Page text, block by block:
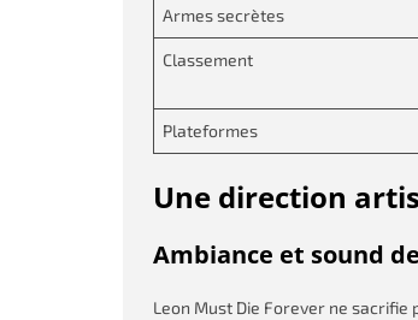
Armes secrètes
Classement
Plateformes
Une direction
Ambiance et sound
Leon Must Die Forever ne sacrifie